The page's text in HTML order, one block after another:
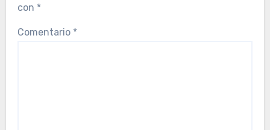
con *
Comentario *